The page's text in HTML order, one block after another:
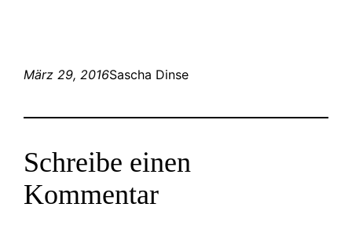
März 29, 2016Sascha Dinse
Schreibe einen
Kommentar